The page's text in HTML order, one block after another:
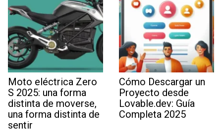
Moto eléctrica Zero
S 2025: una forma
distinta de moverse,
una forma distinta de
sentir
Cómo Descargar un
Proyecto desde
Lovable.dev: Guía
Completa 2025